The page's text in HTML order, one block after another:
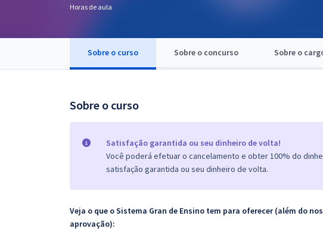
OAB
Questões grátis
Conteúdo gratuito
Horas de aula
Sobre o curso Sobre o concurso Sobre o
Sobre o curso
Satisfação garantida ou seu dinheiro de volta!
Você poderá efetuar o cancelamento e obter 100% do
satisfação garantida ou seu dinheiro de volta.
Veja o que o Sistema Gran de Ensino tem para oferecer (além do
aprovação):